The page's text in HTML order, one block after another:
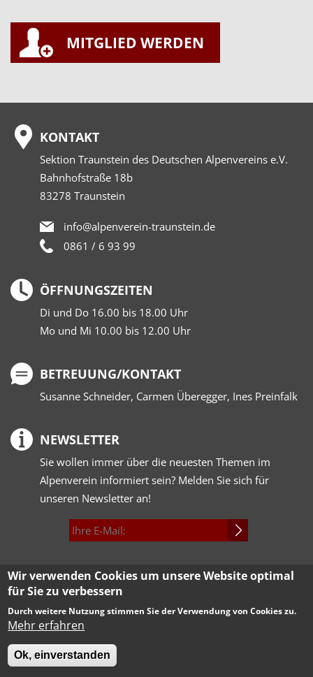
MITGLIED WERDEN
KONTAKT
Sektion Traunstein des Deutschen Alpenvereins e.V.
Bahnhofstraße 18b
83278 Traunstein
info@alpenverein-traunstein.de
0861 / 6 93 99
ÖFFNUNGSZEITEN
Di und Do 16.00 bis 18.00 Uhr
Mo und Mi 10.00 bis 12.00 Uhr
BETREUUNG/KONTAKT
Susanne Schneider, Carmen Überegger, Ines Preinfalk
NEWSLETTER
Sie wollen immer über die neuesten Themen im
Alpenverein informiert sein? Melden Sie sich für
unseren Newsletter an!
INSTAGRAM/FACEBOOK
KUSE.DE | IMPRESSUM DATENSCHUTZ
Wir verwenden Cookies um unsere Website optimal
für Sie zu verbessern
Durch weitere Nutzung stimmen Sie der Verwendung von Cookies zu.
Mehr erfahren
Ok, einverstanden